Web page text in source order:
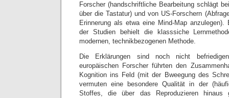
Forscher (handschriftliche Bearbeitung schlägt
über die Tastatur) und von US-Forschern
Erinnerung als etwa eine Mind-Map anzulegen).
der Studien behielt die klasssiche
modernen, technikbezogenen Methode.
Die Erklärungen sind noch nicht
europäischen Forscher führten den
Kognition ins Feld (mit der Bweegung des
vermuten eine besondere Qualität in der
Stoffes, die über das Reproduzieren hinaus